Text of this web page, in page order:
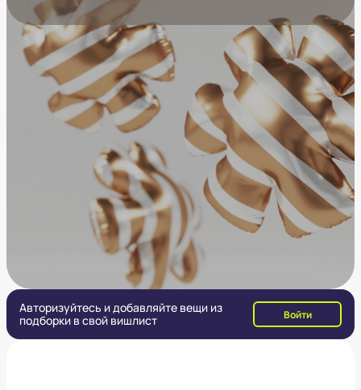
Авторизуйтесь и добавляйте вещи из
подборки в свой вишлист
Войти